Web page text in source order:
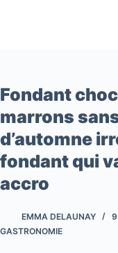
Fondant
marrons
d’automne
fondant qui
accro
EMMA DELAUNAY
9
GASTRONOMIE